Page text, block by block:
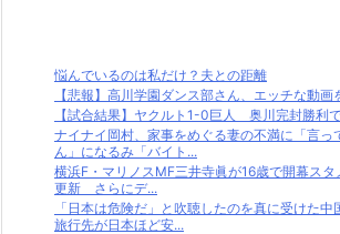
悩んでいるのは私だけ？夫との距離
【悲報】高川学園ダンス部さん、エッチな動画
【試合結果】ヤクルト1-0巨人 奥川完封勝利
ナイナイ岡村、家事をめぐる妻の不満に「言っ
ん」になるみ「バイト...
横浜F・マリノスMF三井寺眞が16歳で開幕ス
更新 さらにデ...
「日本は危険だ」と吹聴したのを真に受けた
旅行先が日本ほど安...